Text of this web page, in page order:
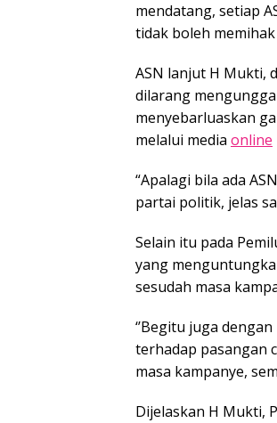
mendatang, setiap
tidak boleh
ASN lanjut H Mukti,
dilarang
menyebarluaskan
melalui media online
“Apalagi bila ada
partai politik, jelas
Selain itu pada
yang
sesudah masa
‘’Begitu juga
terhadap pasangan
masa kampanye,
Dijelaskan H Mukti,